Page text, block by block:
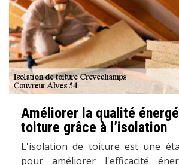
Améliorer la qualité
toiture grâce à l’isolation
L'isolation de toiture est une
pour améliorer l'efficacité